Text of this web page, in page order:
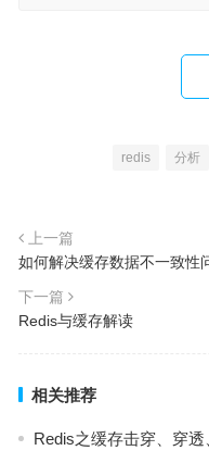
redis 分析
上一篇
如何解决缓存数据不一致性
下一篇
Redis与缓存解读
相关推荐
Redis之缓存击穿、穿